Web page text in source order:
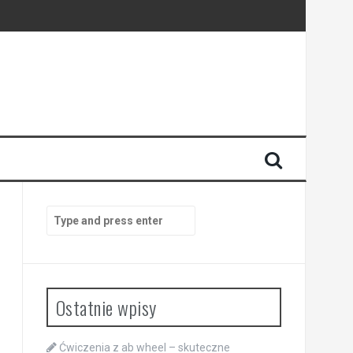
for:
Ostatnie wpisy
Ćwiczenia z ab wheel – skuteczne